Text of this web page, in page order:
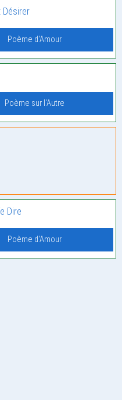
Désirer
Poème d'Amour
Poème sur l'Autre
Dire
Poème d'Amour